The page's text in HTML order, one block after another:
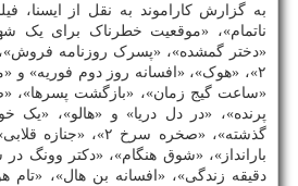
به گزارش کاراموند به نقل از ایسنا،
ناتمام»، «موقعیت خطرناک برای یک
«دختر گمشده»، «پسرک روزنامه فروش»،
۲»، «هوک»، «افسانه روز دوم فوریه» و
پرنده»، «در دل دریا» و «هالو»، «یک
گذشته»، «صخره سرخ ۲»،
بارانداز»، «شوق هنگام»، «دکتر وونگ
دقیقه زندگی»، «افسانه بن هال»، «تام